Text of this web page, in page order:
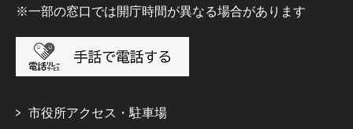
※一部の窓口では開庁時間が異なる場合があります
市役所アクセス・駐車場